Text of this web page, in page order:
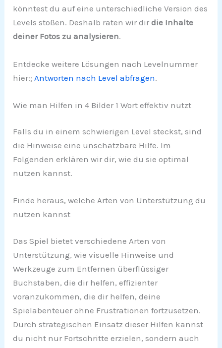
könntest du auf eine unterschiedliche Version des
Levels stoßen. Deshalb raten wir dirdie Inhalte
deiner Fotos zu analysieren.
Entdecke weitere Lösungen nach Levelnummer
hier:; Antworten nach Level abfragen.
Wie man Hilfen in 4 Bilder 1 Wort effektiv nutzt
Falls du in einem schwierigen Level steckst, sind
die Hinweise eine unschätzbare Hilfe. Im
Folgenden erklären wir dir, wie du sie optimal
nutzen kannst.
Finde heraus, welche Arten von Unterstützung du
nutzen kannst
Das Spiel bietet verschiedene Arten von
Unterstützung, wie visuelle Hinweise und
Werkzeuge zum Entfernen überflüssiger
Buchstaben, die dir helfen, effizienter
voranzukommen, die dir helfen, deine
Spielabenteuer ohne Frustrationen fortzusetzen.
Durch strategischen Einsatz dieser Hilfen kannst
du nicht nur Fortschritte erzielen, sondern auch